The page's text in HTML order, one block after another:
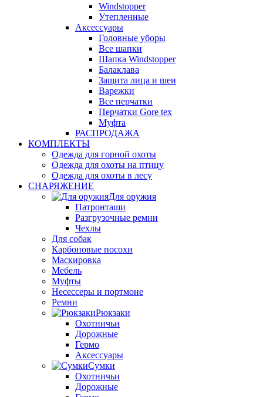
Windstopper
Утепленные
Аксессуары
Головные уборы
Все шапки
Шапка Windstopper
Балаклава
Защита лица и шеи
Варежки
Все перчатки
Перчатки Gore tex
Муфта
РАСПРОДАЖА
КОМПЛЕКТЫ
Одежда для горной охоты
Одежда для охоты на птицу
Одежда для охоты в лесу
СНАРЯЖЕНИЕ
Для оружия
Патронташи
Разгрузочные ремни
Чехлы
Для собак
Карбоновые посохи
Маскировка
Мебель
Муфты
Несессеры и портмоне
Ремни
Рюкзаки
Охотничьи
Дорожные
Гермо
Аксессуары
Сумки
Охотничьи
Дорожные